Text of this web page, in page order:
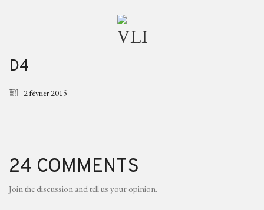
D4
2 février 2015
24 COMMENTS
Join the discussion and tell us your opinion.